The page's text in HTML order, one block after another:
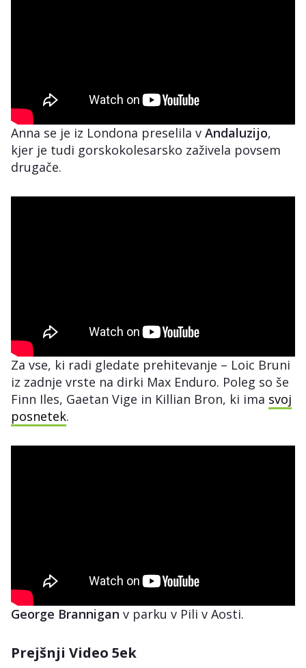
Anna se je iz Londona preselila v Andaluzijo,
kjer je tudi gorskokolesarsko zaživela povsem
drugače.
Za vse, ki radi gledate prehitevanje – Loic Bruni
iz zadnje vrste na dirki Max Enduro. Poleg so še
Finn Iles, Gaetan Vige in Killian Bron, ki ima svoj
posnetek.
George Brannigan v parku v Pili v Aosti.
Prejšnji Video 5ek